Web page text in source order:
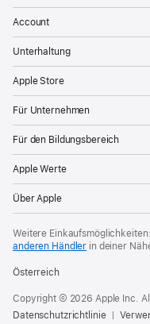
Account
Unterhaltung
Apple Store
Für Unternehmen
Für den Bildungsbereich
Apple Werte
Über Apple
Weitere Einkaufsmöglichkeiten:
anderen Händler in deiner
Österreich
Copyright © 2026 Apple Inc.
Datenschutzrichtlinie